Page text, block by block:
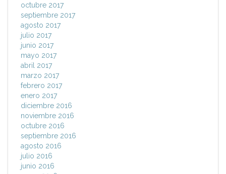
octubre 2017
septiembre 2017
agosto 2017
julio 2017
junio 2017
mayo 2017
abril 2017
marzo 2017
febrero 2017
enero 2017
diciembre 2016
noviembre 2016
octubre 2016
septiembre 2016
agosto 2016
julio 2016
junio 2016